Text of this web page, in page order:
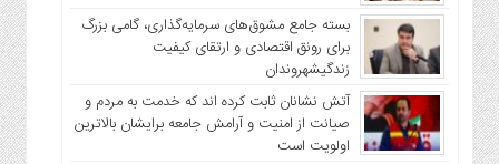
بسته جامع مشوق‌های سرمایه‌گذاری، گامی بزرگ
برای رونق اقتصادی و ارتقای کیفیت
زندگیشهروندان
آتش نشانان ثابت کرده اند که خدمت به مردم و
صیانت از امنیت و آرامش جامعه برایشان بالاترین
اولویت است